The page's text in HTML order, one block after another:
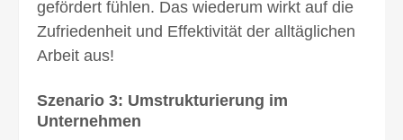
ge­fördert fühlen. Das wiederum wirkt auf die
Zufrieden­heit und Effekti­vität der all­täglichen
Arbeit aus!
Szenario 3: Umstrukturierung im
Unternehmen